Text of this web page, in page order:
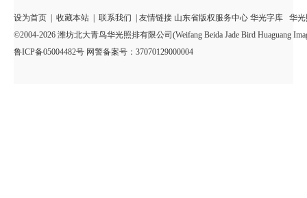
设为首页 收藏本站 联系我们 | 友情链接 山东省版权服务中心 华光字库
华
©2004-2026 潍坊北大青鸟华光照排有限公司(Weifang Beida Jade Bird Huaguang
鲁ICP备05004482号 网警备案号：37070129000004